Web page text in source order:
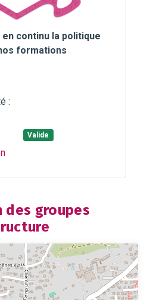
continu la politique
formations
:
Valide
groupes